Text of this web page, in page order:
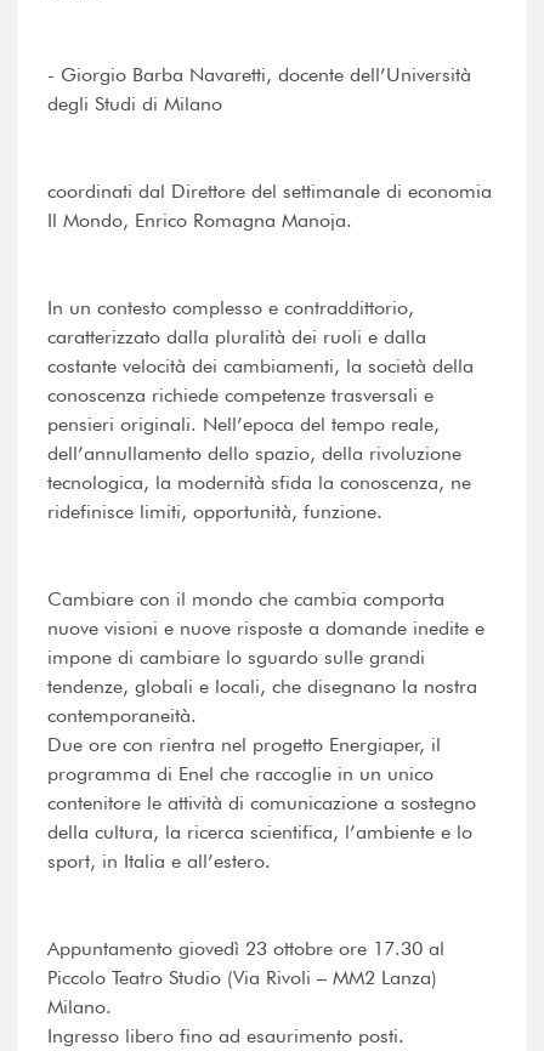
- Giorgio Barba Navaretti, docente dell’Università
degli Studi di Milano
coordinati dal Direttore del settimanale di economia
Il Mondo, Enrico Romagna Manoja.
In un contesto complesso e contraddittorio,
caratterizzato dalla pluralità dei ruoli e dalla
costante velocità dei cambiamenti, la società della
conoscenza richiede competenze trasversali e
pensieri originali. Nell’epoca del tempo reale,
dell’annullamento dello spazio, della rivoluzione
tecnologica, la modernità sfida la conoscenza, ne
ridefinisce limiti, opportunità, funzione.
Cambiare con il mondo che cambia comporta
nuove visioni e nuove risposte a domande inedite e
impone di cambiare lo sguardo sulle grandi
tendenze, globali e locali, che disegnano la nostra
contemporaneità.
Due ore con rientra nel progetto Energiaper, il
programma di Enel che raccoglie in un unico
contenitore le attività di comunicazione a sostegno
della cultura, la ricerca scientifica, l’ambiente e lo
sport, in Italia e all’estero.
Appuntamento giovedì 23 ottobre ore 17.30 al
Piccolo Teatro Studio (Via Rivoli – MM2 Lanza)
Milano.
Ingresso libero fino ad esaurimento posti.